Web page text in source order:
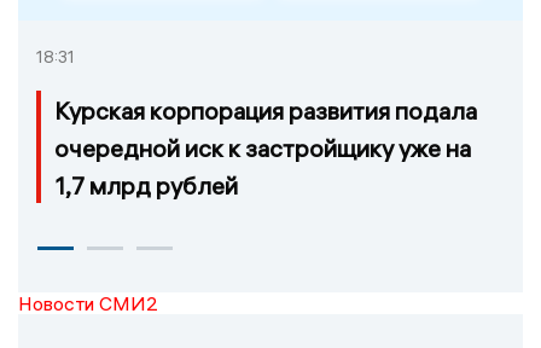
18:31
Курская корпорация развития подала
очередной иск к застройщику уже на
1,7 млрд рублей
Новости СМИ2